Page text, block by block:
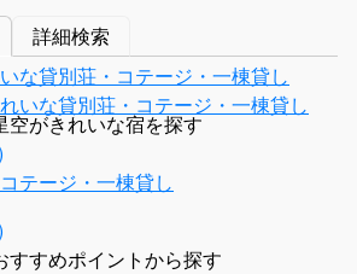
詳細検索
な貸別荘・コテージ・一棟貸し
いな貸別荘・コテージ・一棟貸し
空がきれいな宿を探す
テージ・一棟貸し
すすめポイントから探す